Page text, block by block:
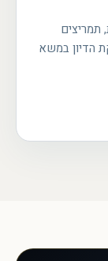
הדיון במשא